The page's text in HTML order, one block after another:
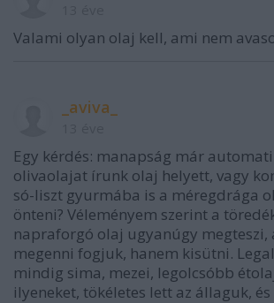
Valami olyan olaj kell, ami nem
_aviva_
Egy kérdés: manapság már
olivaolajat írunk olaj helyett, vagy
só-liszt gyurmába is a méregdrága
önteni? Véleményem szerint a
napraforgó olaj ugyanúgy megteszi,
megenni fogjuk, hanem kisütni.
mindig sima, mezei, legolcsóbb
ilyeneket, tökéletes lett az állaguk,